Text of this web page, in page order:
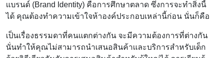
แบรนด์ (Brand Identity) คือการศึกษาตลาด ซึ่งการจะทำสิ่งนี้
ได้ คุณต้องทำความเข้าใจห้าองค์ประกอบเหล่านี้ก่อน นั่นก็คือ
เป็นเรื่องธรรมดาที่คนแตกต่างกัน จะมีความต้องการที่ต่างกัน
นั่นทำให้คุณไม่สามารถนำเสนอสินค้าและบริการสำหรับเด็ก